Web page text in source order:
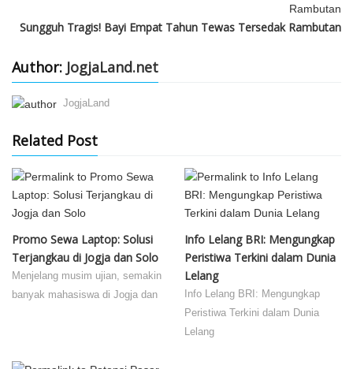
Sungguh Tragis! Bayi Empat Tahun Tewas Tersedak Rambutan
Author: JogjaLand.net
JogjaLand
Related Post
Promo Sewa Laptop: Solusi
Terjangkau di Jogja dan Solo
Menjelang musim ujian, semakin
banyak mahasiswa di Jogja dan
Info Lelang BRI: Mengungkap
Peristiwa Terkini dalam Dunia
Lelang
Info Lelang BRI: Mengungkap
Peristiwa Terkini dalam Dunia
Lelang